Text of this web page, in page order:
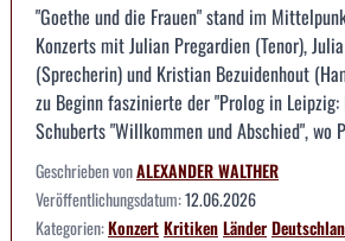
"Goethe und die Frauen" stand im
Konzerts mit Julian Pregardien (Tenor),
(Sprecherin) und Kristian Bezuidenhout
zu Beginn faszinierte der "Prolog in
Schuberts "Willkommen und Abschied", wo
Geschrieben vonALEXANDER WALTHER
Veröffentlichungsdatum:12.06.2026
Kategorien:KonzertKritikenLänder